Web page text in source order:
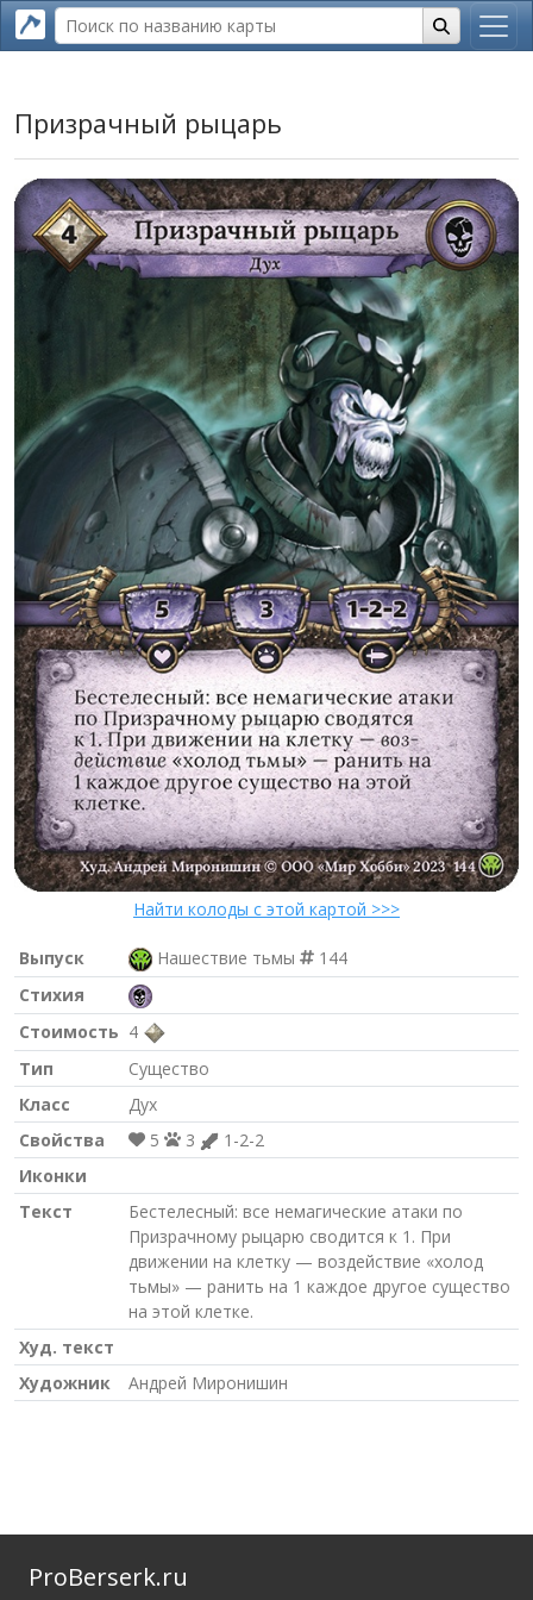
Призрачный рыцарь
Найти колоды с этой картой >>>
Выпуск Нашествие тьмы
144
Стихия
Стоимость 4
Тип
Существо
Класс
Дух
Свойства
5 3
1-2-2
Иконки
Текст
Бестелесный: все немагические атаки по
Призрачному рыцарю сводится к 1. При
движении на клетку — воздействие «холод
тьмы» — ранить на 1 каждое другое существо
на этой клетке.
Худ. текст
Художник
Андрей Миронишин
ProBerserk.ru